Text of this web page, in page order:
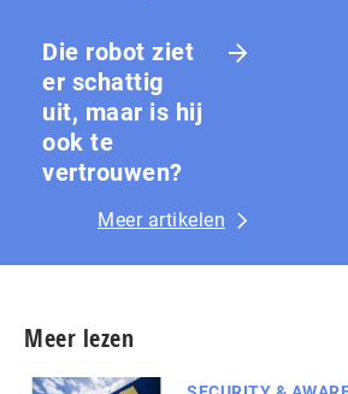
Die robot ziet
er schattig
uit, maar is hij
ook te
vertrouwen?
Meer artikelen
Meer lezen